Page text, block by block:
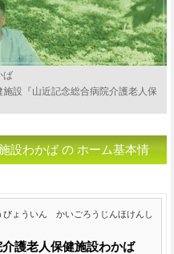
ば
設『山近記念総合病院介護老人保
設わかば の ホーム基本情
びょういん かいごろうじんほけんし
護老人保健施設わかば